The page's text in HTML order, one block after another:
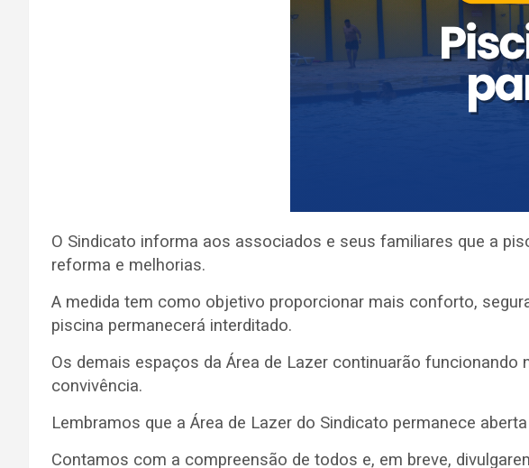
O Sindicato informa aos associados e seus familiares que a
reforma e melhorias.
A medida tem como objetivo proporcionar mais conforto,
piscina permanecerá interditado.
Os demais espaços da Área de Lazer continuarão
convivência.
Lembramos que a Área de Lazer do Sindicato permanece
Contamos com a compreensão de todos e, em breve,